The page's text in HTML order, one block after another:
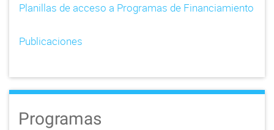
Planillas de acceso a Programas de Financiamiento
Publicaciones
Programas